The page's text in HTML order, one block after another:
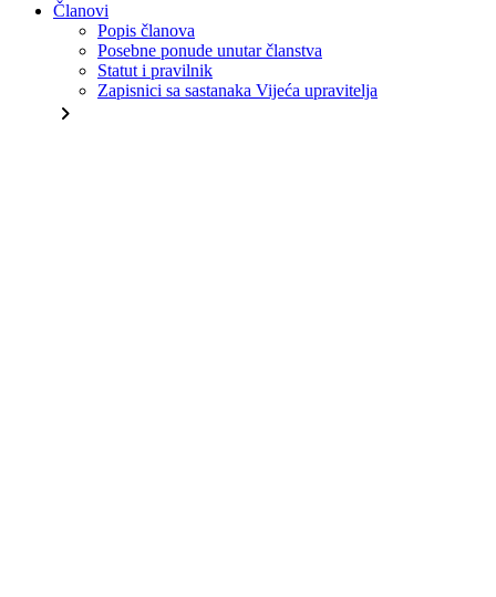
Članovi
Popis članova
Posebne ponude unutar članstva
Statut i pravilnik
Zapisnici sa sastanaka Vijeća upravitelja
chevron_right